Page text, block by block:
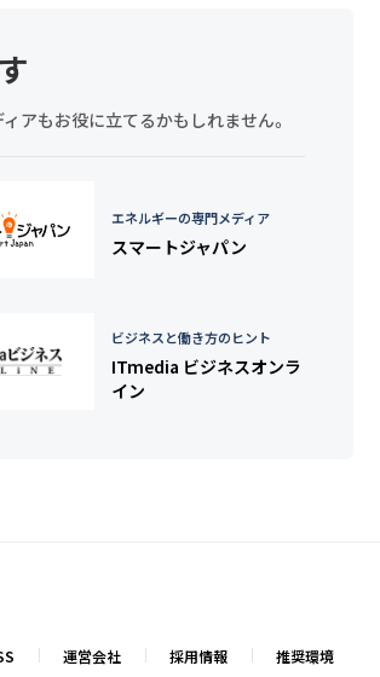
アもお役に立てるかもしれません。
エネルギーの専門メディア
スマートジャパン
ビジネスと働き方のヒント
ITmedia ビジネスオンラ
イン
運営会社 採用情報 推奨環境